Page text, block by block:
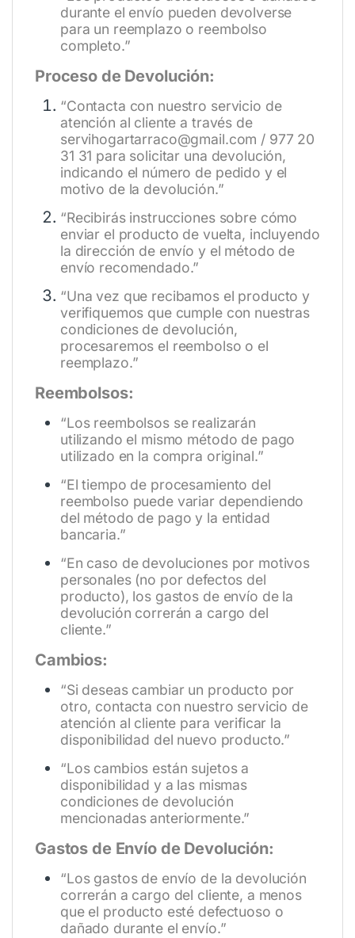
durante el envío pueden devolverse
para un reemplazo o reembolso
completo.”
Proceso de Devolución:
“Contacta con nuestro servicio de
atención al cliente a través de
servihogartarraco@gmail.com / 977 20
31 31 para solicitar una devolución,
indicando el número de pedido y el
motivo de la devolución.”
“Recibirás instrucciones sobre cómo
enviar el producto de vuelta, incluyendo
la dirección de envío y el método de
envío recomendado.”
“Una vez que recibamos el producto y
verifiquemos que cumple con nuestras
condiciones de devolución,
procesaremos el reembolso o el
reemplazo.”
Reembolsos:
“Los reembolsos se realizarán
utilizando el mismo método de pago
utilizado en la compra original.”
“El tiempo de procesamiento del
reembolso puede variar dependiendo
del método de pago y la entidad
bancaria.”
“En caso de devoluciones por motivos
personales (no por defectos del
producto), los gastos de envío de la
devolución correrán a cargo del
cliente.”
Cambios:
“Si deseas cambiar un producto por
otro, contacta con nuestro servicio de
atención al cliente para verificar la
disponibilidad del nuevo producto.”
“Los cambios están sujetos a
disponibilidad y a las mismas
condiciones de devolución
mencionadas anteriormente.”
Gastos de Envío de Devolución:
“Los gastos de envío de la devolución
correrán a cargo del cliente, a menos
que el producto esté defectuoso o
dañado durante el envío.”